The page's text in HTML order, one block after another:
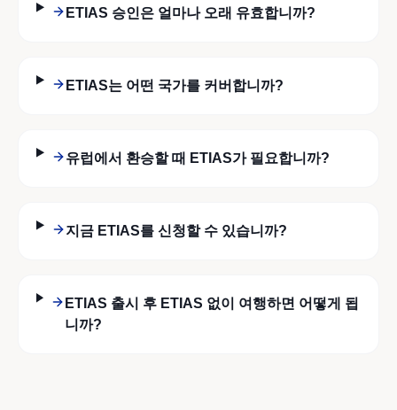
ETIAS 승인은 얼마나 오래 유효합니까?
ETIAS는 어떤 국가를 커버합니까?
유럽에서 환승할 때 ETIAS가 필요합니까?
지금 ETIAS를 신청할 수 있습니까?
ETIAS 출시 후 ETIAS 없이 여행하면 어떻게 됩
니까?